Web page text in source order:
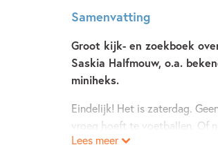
Samenvatting
Groot kijk- en zoekboek
Saskia Halfmouw, o.a.
miniheks.
Eindelijk! Het is zaterdag.
vroeg hoeft te voetballen. Of
Lees meer